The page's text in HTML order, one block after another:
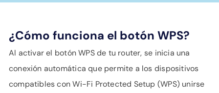
¿Cómo funciona el botón WPS?
Al activar el botón WPS de tu router, se inicia una
conexión automática que permite a los dispositivos
compatibles con Wi-Fi Protected Setup (WPS) unirse